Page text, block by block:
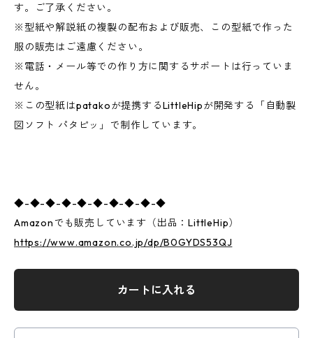
す。ご了承ください。
※型紙や解説紙の複製の配布および販売、この型紙で作った
服の販売はご遠慮ください。
※電話・メール等での作り方に関するサポートは行っていま
せん。
※この型紙はpatakoが提携するLittleHipが開発する「自動製
図ソフト パタピッ」で制作しています。
◆-◆-◆-◆-◆-◆-◆-◆-◆-◆
Amazonでも販売しています（出品：LittleHip）
https://www.amazon.co.jp/dp/B0GYDS53QJ
カートに入れる